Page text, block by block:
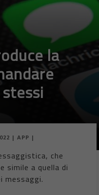
la
| APP |
che
simile a quella di
messaggi.